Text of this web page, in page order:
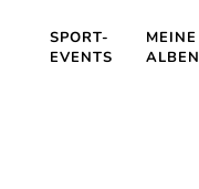
SPORT-
EVENTS
MEINE
ALBEN